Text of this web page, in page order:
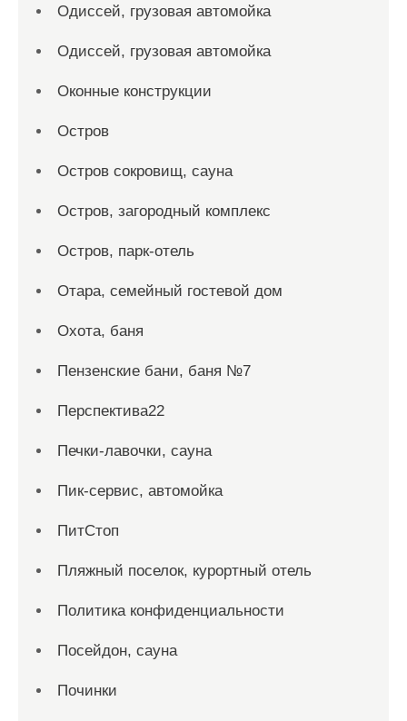
Одиссей, грузовая автомойка
Одиссей, грузовая автомойка
Оконные конструкции
Остров
Остров сокровищ, сауна
Остров, загородный комплекс
Остров, парк-отель
Отара, семейный гостевой дом
Охота, баня
Пензенские бани, баня №7
Перспектива22
Печки-лавочки, сауна
Пик-сервис, автомойка
ПитСтоп
Пляжный поселок, курортный отель
Политика конфиденциальности
Посейдон, сауна
Починки